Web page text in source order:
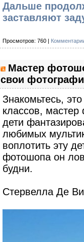
Дальше
заставляют
Просмотров: 760 |
Мастер
свои
Знакомьтесь,
классов,
дети
любимых
воплотить эту
фотошопа он
будни.
Стервелла Де